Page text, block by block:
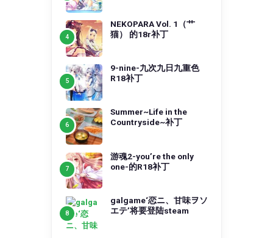
NEKOPARA Vol. 1（艹
猫） 的18r补丁
9-nine-九次九日九重色
R18补丁
Summer~Life in the
Countryside~补丁
游魂2-you’re the only
one-的R18补丁
galgame‘恋ニ、甘味ヲソ
エテ’将要登陆steam